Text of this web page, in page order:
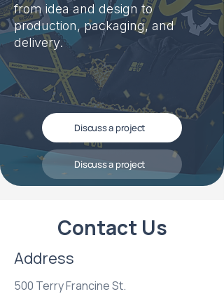
from idea and design to
production, packaging, and
delivery.
Discuss a project
Discuss a project
Contact Us
Address
500 Terry Francine St.